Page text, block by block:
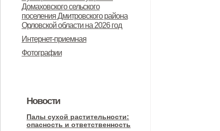
предназначенного для
предоставления во владение и
(или) пользование на
долгосрочной основе (в том числе
среднего предпринимательства и
организациям, образующим
Дмитровского района Орловской
области в целях осуществления
сельского поселения
Домаховского сельского
поселения Дмитровского района
Орловской области на 2026 год
Интернет-приемная
Фотографии
Новости
Палы сухой растительности:
опасность и ответственность